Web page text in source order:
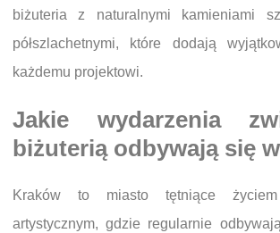
biżuteria z naturalnymi kamieniami
półszlachetnymi, które dodają
każdemu projektowi.
Jakie wydarzenia
biżuterią odbywają się
Kraków to miasto tętniące
artystycznym, gdzie regularnie